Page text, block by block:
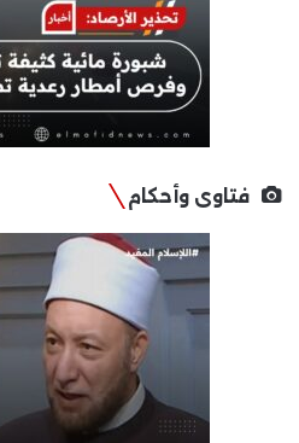
فتاوى وأحكام